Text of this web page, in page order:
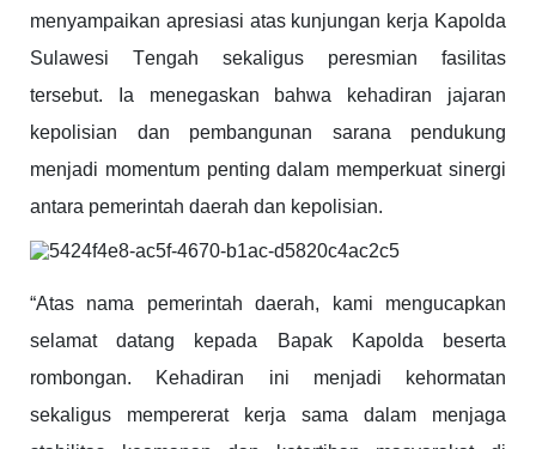
menyampaikan apresiasi atas kunjungan kerja Kapolda
Sulawesi Tengah sekaligus peresmian fasilitas
tersebut. Ia menegaskan bahwa kehadiran jajaran
kepolisian dan pembangunan sarana pendukung
menjadi momentum penting dalam memperkuat sinergi
antara pemerintah daerah dan kepolisian.
“Atas nama pemerintah daerah, kami mengucapkan
selamat datang kepada Bapak Kapolda beserta
rombongan. Kehadiran ini menjadi kehormatan
sekaligus mempererat kerja sama dalam menjaga